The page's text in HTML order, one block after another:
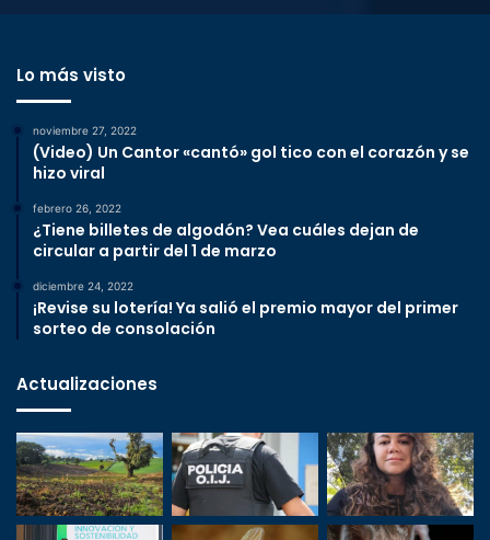
Lo más visto
noviembre 27, 2022
(Video) Un Cantor «cantó» gol tico con el corazón y se
hizo viral
febrero 26, 2022
¿Tiene billetes de algodón? Vea cuáles dejan de
circular a partir del 1 de marzo
diciembre 24, 2022
¡Revise su lotería! Ya salió el premio mayor del primer
sorteo de consolación
Actualizaciones